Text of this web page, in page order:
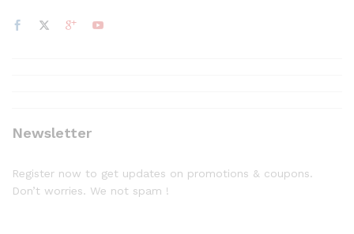
Newsletter
Register now to get updates on promotions & coupons.
Don’t worries. We not spam !